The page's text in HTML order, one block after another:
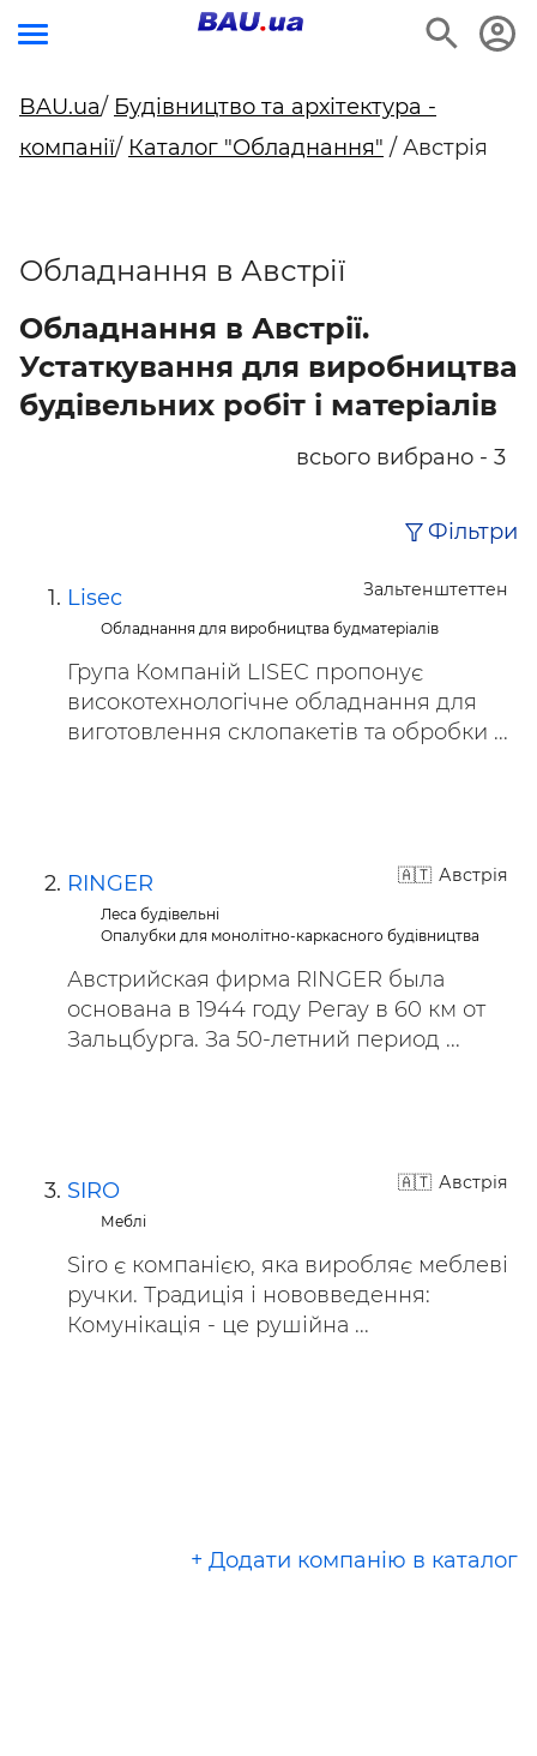
BAU.ua/ Будівництво та архітектура -
компанії/ Каталог "Обладнання" / Австрія
Обладнання в Австрії
Обладнання в Австрії.
Устаткування для виробництва
будівельних робіт і матеріалів
всього вибрано - 3
Фільтри
Зальтенштеттен
Lisec
Обладнання для виробництва будматеріалів
Група Компаній LISEC пропонує
високотехнологічне обладнання для
виготовлення склопакетів та обробки ...
Австрія
RINGER
Леса будівельні
Опалубки для монолітно-каркасного будівництва
Австрийская фирма RINGER была
основана в 1944 году Регау в 60 км от
Зальцбурга. За 50-летний период ...
Австрія
SIRO
Меблі
Siro є компанією, яка виробляє меблеві
ручки. Традиція і нововведення:
Комунікація - це рушійна ...
+ Додати компанію в каталог